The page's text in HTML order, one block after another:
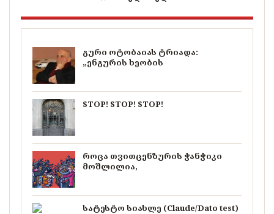
გური ოტობაიას ტრიადა:
„ენგურის ხეობის
STOP! STOP! STOP!
როცა თვითცენზურის ჭანჭიკი
მოშლილია,
სატესტო სიახლე (Claude/Dato test)